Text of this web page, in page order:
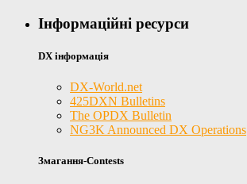
Інформаційні ресурси
DX інформація
DX-World.net
425DXN Bulletins
The OPDX Bulletin
NG3K Announced DX Operations
Змагання-Contests